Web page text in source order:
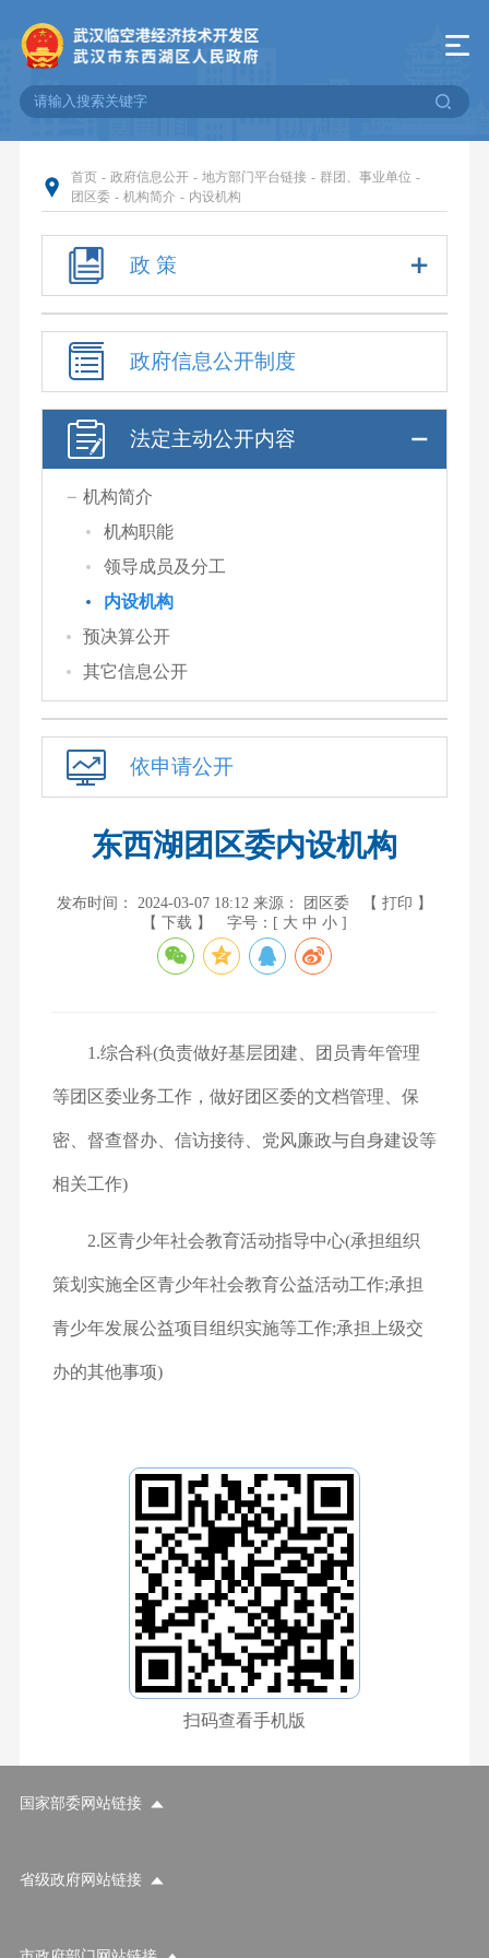
首页 - 政府信息公开 - 地方部门平台链接 - 群团、事业单位 -
团区委 - 机构简介 - 内设机构
政 策
政府信息公开制度
法定主动公开内容
机构简介
机构职能
领导成员及分工
内设机构
预决算公开
其它信息公开
依申请公开
东西湖团区委内设机构
发布时间： 2024-03-07 18:12 来源： 团区委
【 打印 】
【 下载 】
字号：[ 大 中 小 ]
1.综合科(负责做好基层团建、团员青年管理
等团区委业务工作，做好团区委的文档管理、保
密、督查督办、信访接待、党风廉政与自身建设等
相关工作)
2.区青少年社会教育活动指导中心(承担组织
策划实施全区青少年社会教育公益活动工作;承担
青少年发展公益项目组织实施等工作;承担上级交
办的其他事项)
扫码查看手机版
国家部委网站链接
省级政府网站链接